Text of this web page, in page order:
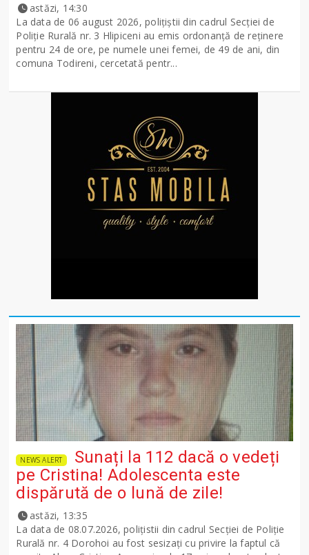
astăzi, 14:30
La data de 06 august 2026, polițiștii din cadrul Secției de
Poliție Rurală nr. 3 Hlipiceni au emis ordonanță de reținere
pentru 24 de ore, pe numele unei femei, de 49 de ani, din
comuna Todireni, cercetată pentr...
NEWS ALERT
Sunați la 112 dacă o vedeți
pe Cristina! Adolescenta este
dispărută de o lună de zile!
astăzi, 13:35
La data de 08.07.2026, polițistii din cadrul Secției de Poliție
Rurală nr. 4 Dorohoi au fost sesizați cu privire la faptul că